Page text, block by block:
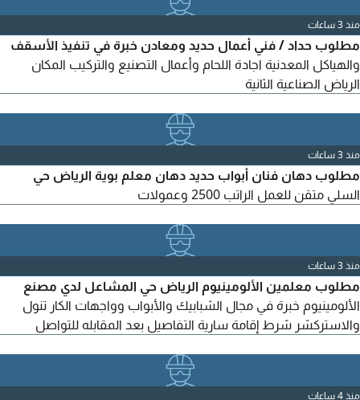
منذ 3 ساعات
مطلوب حداد / فني أعمال حديد ومعادن خبرة في تنفيذ الأسقف
والهياكل المعدنية اجادة اللحام وأعمال التصنيع والتركيب المكان
الرياض الصناعية الثانية
منذ 3 ساعات
مطلوب دهان فنان أبواب حديد دهان معلم بوية الرياض حي
السلي متقن للعمل الراتب 2500 وعمولات
منذ 3 ساعات
مطلوب معلمين الألومينيوم الرياض حي المشاعل لدي مصنع
الألومينيوم خبرة في مجال الشبابيك والأبواب وواجهات الكار تنول
والاستركشر شرط إقامة سارية التفاصيل بعد المقابله للتواصل
منذ 4 ساعات